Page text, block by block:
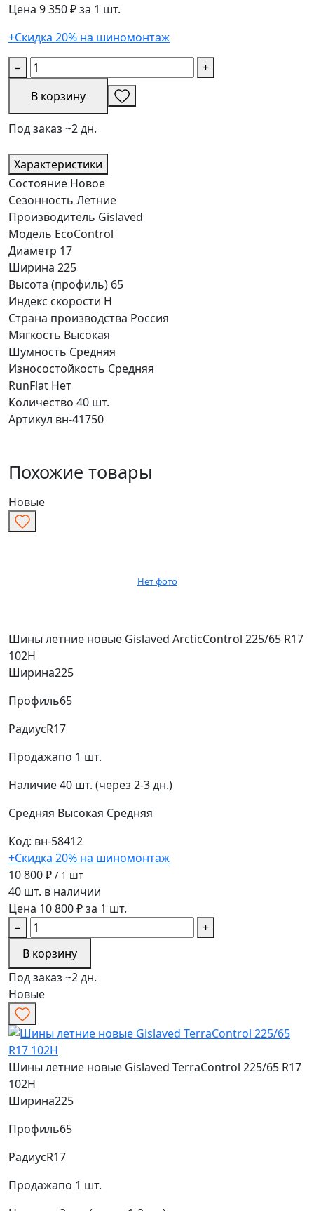
Цена 9 350 ₽ за 1 шт.
+Скидка 20% на шиномонтаж
−
+
В корзину
Под заказ ~2 дн.
Характеристики
Состояние Новое
Сезонность Летние
Производитель Gislaved
Модель EcoControl
Диаметр 17
Ширина 225
Высота (профиль) 65
Индекс скорости H
Страна производства Россия
Мягкость Высокая
Шумность Средняя
Износостойкость Средняя
RunFlat Нет
Количество 40 шт.
Артикул вн-41750
Похожие товары
Новые
Нет фото
Шины летние новые Gislaved ArcticControl 225/65 R17
102H
Ширина225
Профиль65
РадиусR17
Продажапо 1 шт.
Наличие40 шт. (через 2-3 дн.)
Средняя Высокая Средняя
Код: вн-58412
+Скидка 20% на шиномонтаж
10 800 ₽ / 1 шт
40 шт. в наличии
Цена 10 800 ₽ за 1 шт.
−
+
В корзину
Под заказ ~2 дн.
Новые
Шины летние новые Gislaved TerraControl 225/65 R17
102H
Ширина225
Профиль65
РадиусR17
Продажапо 1 шт.